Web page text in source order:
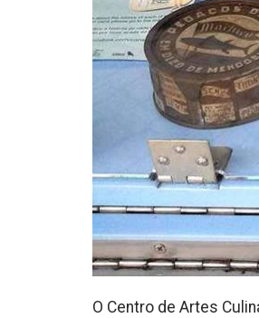
O Centro de Artes